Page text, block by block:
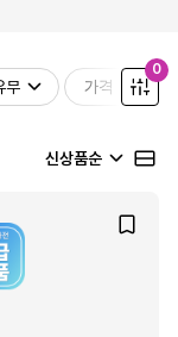
무 가격
0
신상품순